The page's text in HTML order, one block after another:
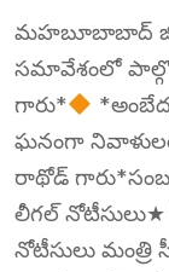
మహబూబాబాద్
సమావేశంలో
గారు*
ఘనంగా
రాథోడ్
లీగల్
నోటీసులు మంత్రి